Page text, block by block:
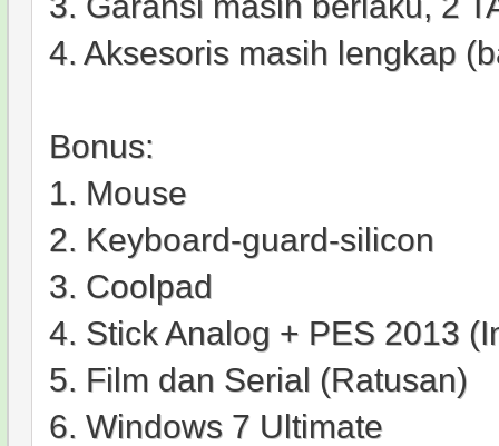
4. Aksesoris masih lengkap
Bonus:
1. Mouse
2. Keyboard-guard-­silicon
3. Coolpad
4. Stick Analog + PES 2013
5. Film dan Serial (Ratusan)
6. Windows 7 Ultimate